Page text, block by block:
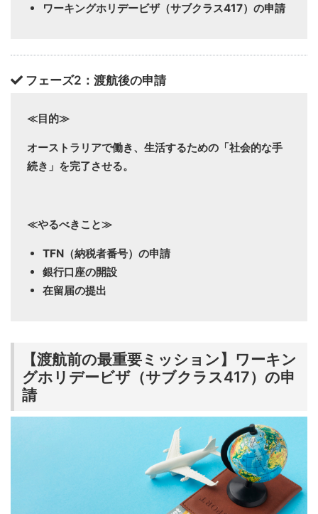
ワーキングホリデービザ（サブクラス417）の申請
フェーズ2：渡航後の申請
≪目的≫
オーストラリアで働き、生活するための「社会的な手
続き」を完了させる。
≪やるべきこと≫
TFN（納税者番号）の申請
銀行口座の開設
在留届の提出
【渡航前の最重要ミッション】ワーキン
グホリデービザ（サブクラス417）の申
請